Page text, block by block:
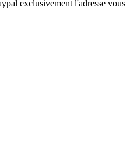
exclusivement l'adresse